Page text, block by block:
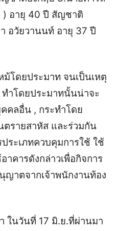
) อายุ 40 ปี สัญชาติ
อวัยวานนท์ อายุ 37 ปี
ม้โดยประมาท จนเป็นเหตุ
ำโดยประมาทนั้นน่าจะ
คลอื่น , กระทำโดย
ตรายสาหัส และร่วมกัน
ระเภทควบคุมการใช้ ใช้
คารดังกล่าวเพื่อกิจการ
ญาตจากเจ้าพนักงานท้อง
ในวันที่ 17 มิ.ย.ที่ผ่านมา